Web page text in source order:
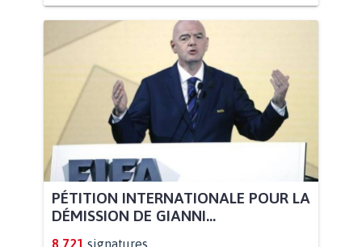
PÉTITION INTERNATIONALE POUR LA
DÉMISSION DE GIANNI...
8.721 signatures